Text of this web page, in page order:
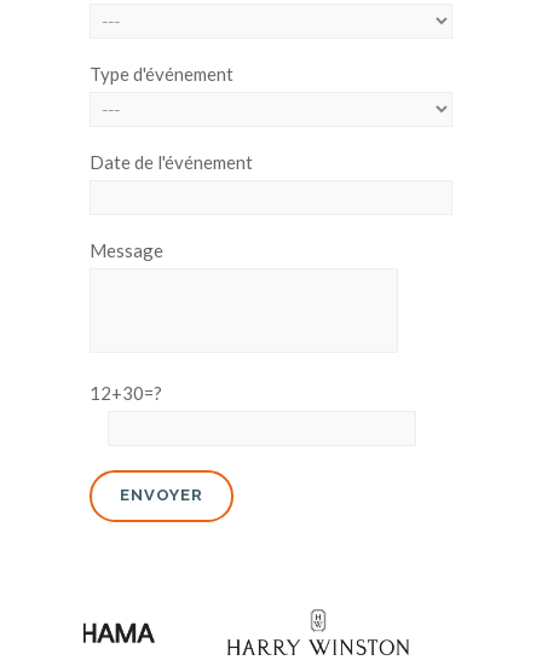
Type d'événement
Date de l'événement
Message
12+30=?